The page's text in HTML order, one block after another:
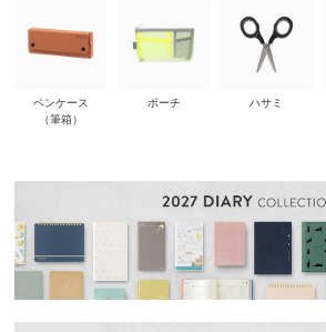
ペンケース
（筆箱）
ポーチ ハサミ